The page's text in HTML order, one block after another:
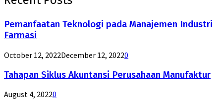
Pemanfaatan Teknologi pada Manajemen Industri
Farmasi
October 12, 2022December 12, 20220
Tahapan Siklus Akuntansi Perusahaan Manufaktur
August 4, 20220